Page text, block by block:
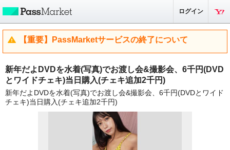
ログイン
【重要】PassMarketサービスの終了について
新年だよDVDを水着(写真)でお渡し会&撮影会、6千円(DVD
とワイドチェキ)当日購入(チェキ追加2千円)
新年だよDVDを水着(写真)でお渡し会&撮影会、6千円(DVDとワイド
チェキ)当日購入(チェキ追加2千円)